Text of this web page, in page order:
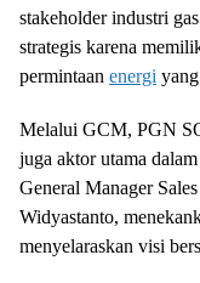
stakeholder industri
strategis karena
permintaan energi
Melalui GCM, PGN
juga aktor utama
General Manager
Widyastanto,
menyelaraskan visi